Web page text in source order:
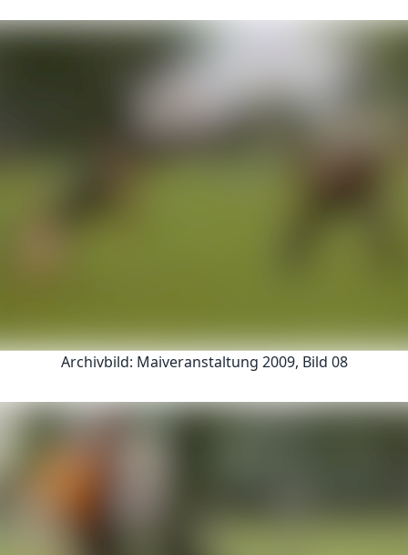
Archivbild: Maiveranstaltung 2009, Bild 08